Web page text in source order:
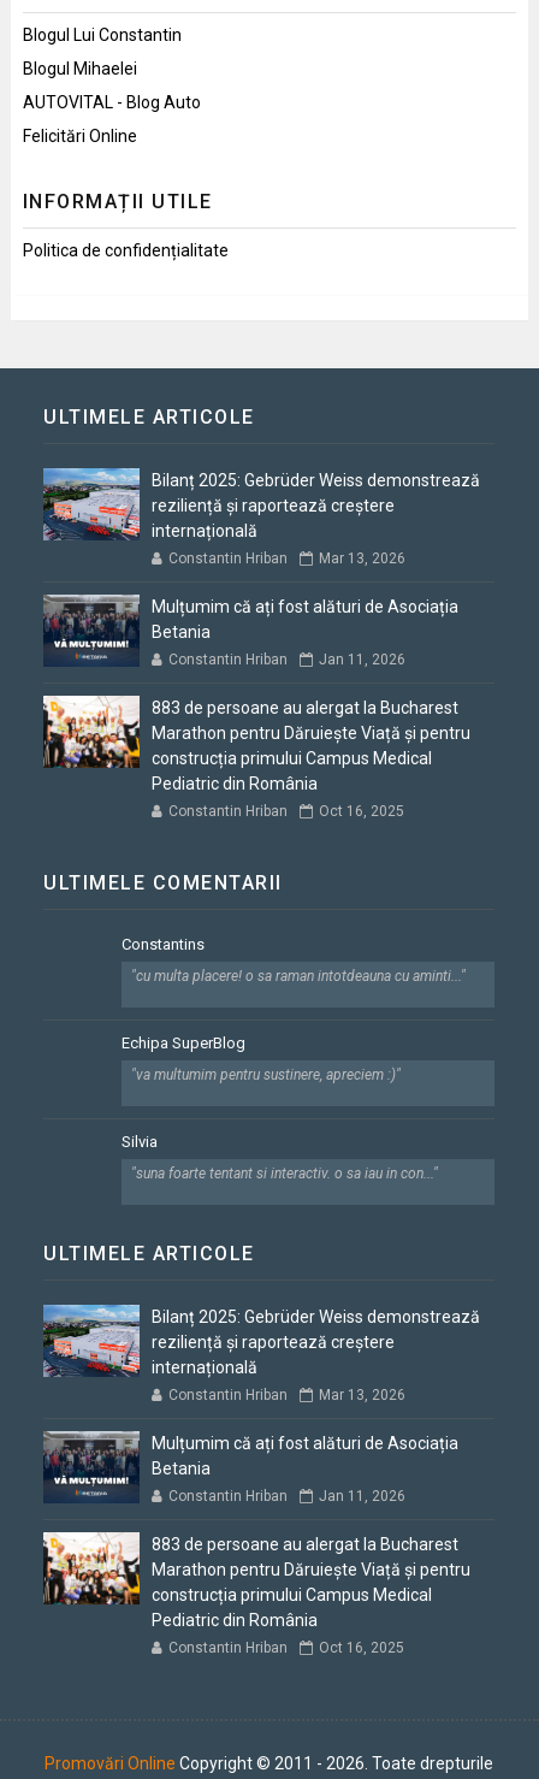
Blogul Lui Constantin
Blogul Mihaelei
AUTOVITAL - Blog Auto
Felicitări Online
INFORMAȚII UTILE
Politica de confidențialitate
ULTIMELE ARTICOLE
Bilanț 2025: Gebrüder Weiss demonstrează
reziliență și raportează creștere
internațională
Constantin Hriban Mar 13, 2026
Mulțumim că ați fost alături de Asociația
Betania
Constantin Hriban Jan 11, 2026
883 de persoane au alergat la Bucharest
Marathon pentru Dăruiește Viață și pentru
construcția primului Campus Medical
Pediatric din România
Constantin Hriban Oct 16, 2025
ULTIMELE COMENTARII
Constantins
"cu multa placere! o sa raman intotdeauna cu aminti..."
Echipa SuperBlog
"va multumim pentru sustinere, apreciem :)"
Silvia
"suna foarte tentant si interactiv. o sa iau in con..."
ULTIMELE ARTICOLE
Bilanț 2025: Gebrüder Weiss demonstrează
reziliență și raportează creștere
internațională
Constantin Hriban Mar 13, 2026
Mulțumim că ați fost alături de Asociația
Betania
Constantin Hriban Jan 11, 2026
883 de persoane au alergat la Bucharest
Marathon pentru Dăruiește Viață și pentru
construcția primului Campus Medical
Pediatric din România
Constantin Hriban Oct 16, 2025
Promovări Online Copyright © 2011 - 2026. Toate drepturile